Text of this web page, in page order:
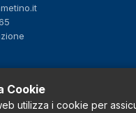
Cookie
utilizza i cookie per